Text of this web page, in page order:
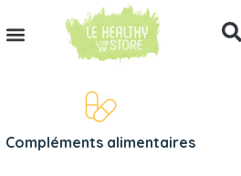
Compléments alimentaires